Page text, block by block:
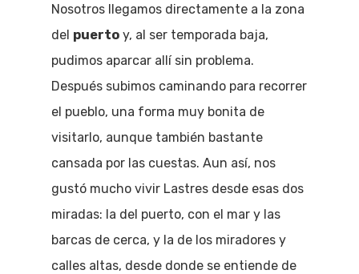
Nosotros llegamos directamente a la zona
del puerto y, al ser temporada baja,
pudimos aparcar allí sin problema.
Después subimos caminando para recorrer
el pueblo, una forma muy bonita de
visitarlo, aunque también bastante
cansada por las cuestas. Aun así, nos
gustó mucho vivir Lastres desde esas dos
miradas: la del puerto, con el mar y las
barcas de cerca, y la de los miradores y
calles altas, desde donde se entiende de